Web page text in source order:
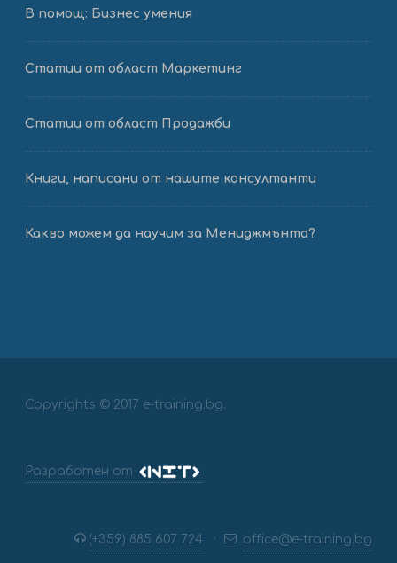
В помощ: Бизнес умения
Статии от област Маркетинг
Статии от област Продажби
Книги, написани от нашите консултанти
Какво можем да научим за Мениджмънта?
Copyrights © 2017 e-training.bg.
Разработен от
(+359) 885 607 724 · office@e-training.bg